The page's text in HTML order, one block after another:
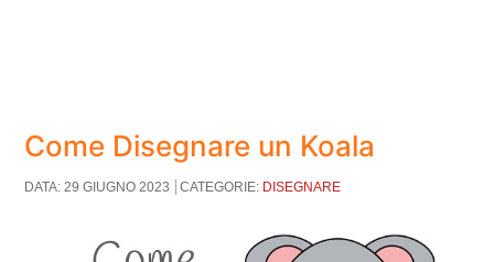
Come Disegnare un Koala
DATA: 29 GIUGNO 2023 CATEGORIE: DISEGNARE